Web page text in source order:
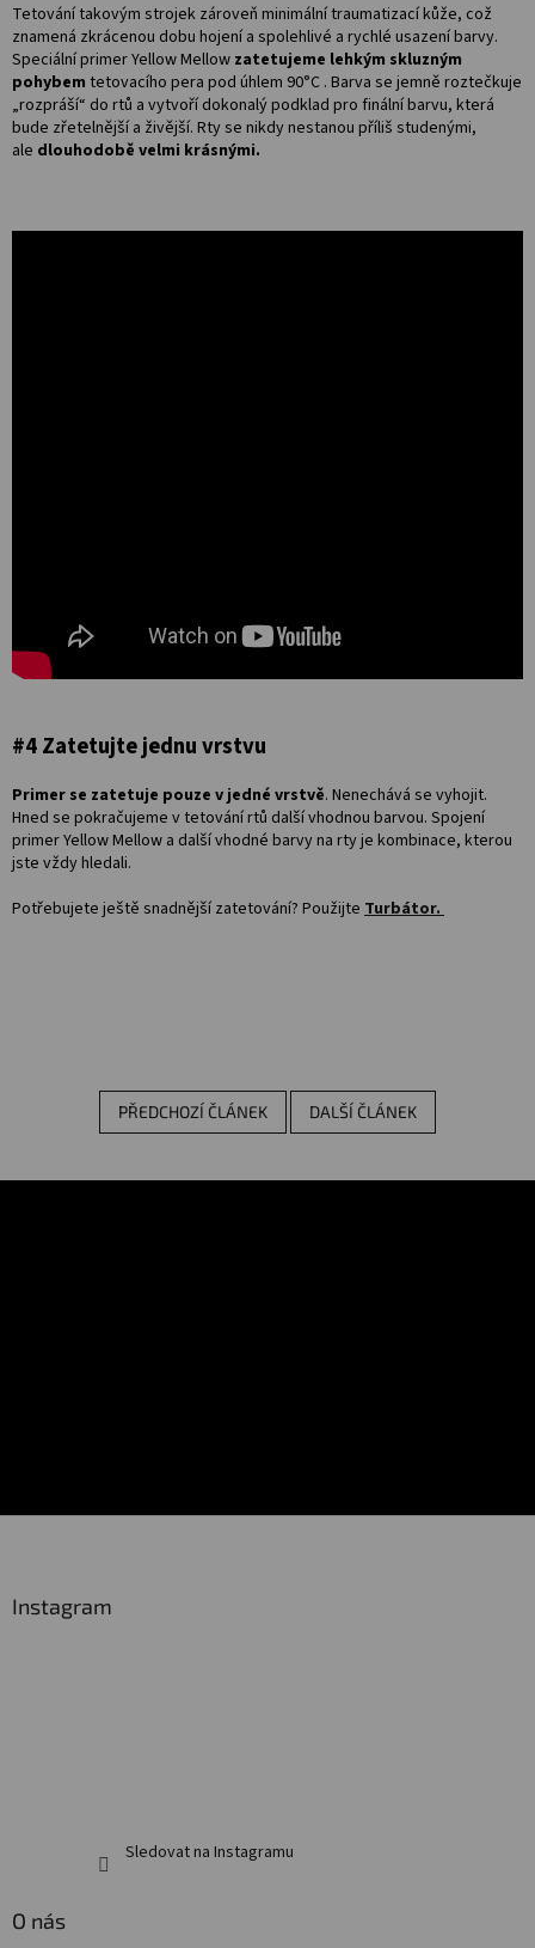
Tetování takovým strojek zároveň minimální traumatizací kůže, což
znamená zkrácenou dobu hojení a spolehlivé a rychlé usazení barvy.
Speciální primer Yellow Mellow zatetujeme lehkým skluzným
pohybem tetovacího pera pod úhlem 90°C . Barva se jemně roztečkuje
„rozpráší“ do rtů a vytvoří dokonalý podklad pro finální barvu, která
bude zřetelnější a živější. Rty se nikdy nestanou příliš studenými,
ale dlouhodobě velmi krásnými.
#4 Zatetujte jednu vrstvu
Primer se zatetuje pouze v jedné vrstvě. Nenechává se vyhojit.
Hned se pokračujeme v tetování rtů další vhodnou barvou. Spojení
primer Yellow Mellow a další vhodné barvy na rty je kombinace, kterou
jste vždy hledali.
Potřebujete ještě snadnější zatetování? Použijte Turbátor.
PŘEDCHOZÍ ČLÁNEK DALŠÍ ČLÁNEK
Instagram
Sledovat na Instagramu
O nás